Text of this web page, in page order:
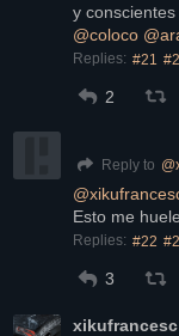
y
@coloco @
Replies: #21
2
Reply to @
@
Esto me
Replies: #22
3
xikufrancesc